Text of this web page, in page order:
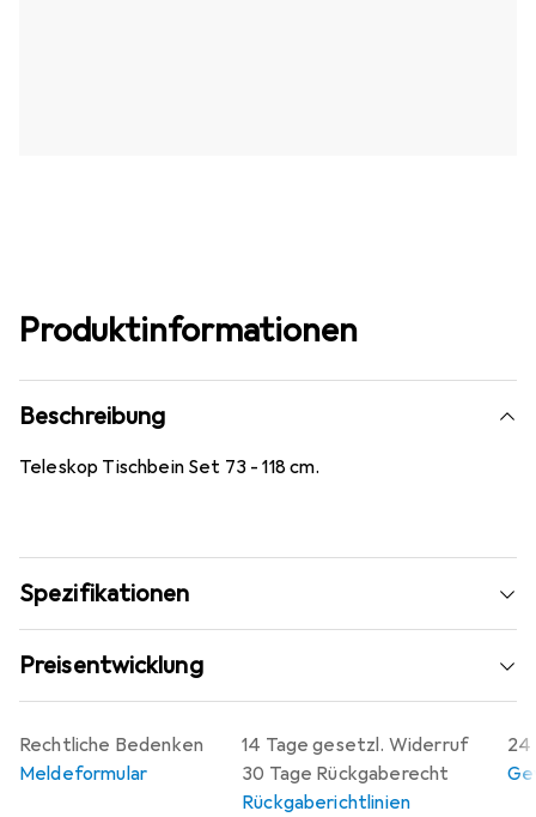
Produktinformationen
Beschreibung
Teleskop Tischbein Set 73 - 118 cm.
Spezifikationen
Preisentwicklung
14 Tage gesetzl. Widerruf
30 Tage Rückgaberecht
Rückgaberichtlinien
24
Rechtliche Bedenken
Meldeformular